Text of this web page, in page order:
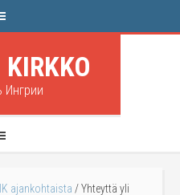
Ингрии
IK ajankohtaista /Yhteyttä yli